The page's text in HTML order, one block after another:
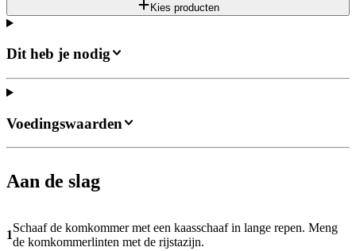
Kies producten
Dit heb je nodig
Aan de slag
1
Schaaf de komkommer met een kaasschaaf in lange repen. Meng
de komkommerlinten met de rijstazijn.
Voedingswaarden